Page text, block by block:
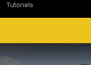
Tutoriels